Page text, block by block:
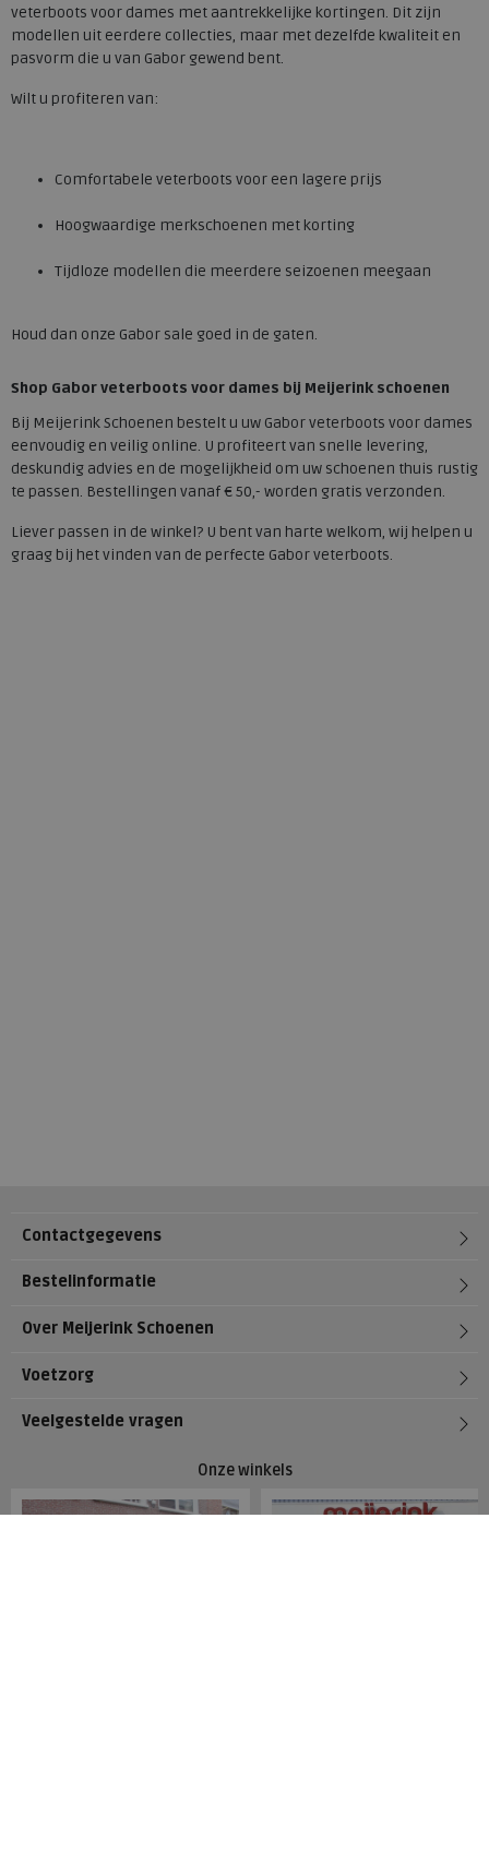
veterboots voor dames met aantrekkelijke kortingen. Dit zijn
modellen uit eerdere collecties, maar met dezelfde kwaliteit en
pasvorm die u van Gabor gewend bent.
Wilt u profiteren van:
Comfortabele veterboots voor een lagere prijs
Hoogwaardige merkschoenen met korting
Tijdloze modellen die meerdere seizoenen meegaan
Houd dan onze Gabor sale goed in de gaten.
Shop Gabor veterboots voor dames bij Meijerink schoenen
Bij Meijerink Schoenen bestelt u uw Gabor veterboots voor dames
eenvoudig en veilig online. U profiteert van snelle levering,
deskundig advies en de mogelijkheid om uw schoenen thuis rustig
te passen. Bestellingen vanaf € 50,- worden gratis verzonden.
Liever passen in de winkel? U bent van harte welkom, wij helpen u
graag bij het vinden van de perfecte Gabor veterboots.
Contactgegevens
Bestelinformatie
Over Meijerink Schoenen
Voetzorg
Veelgestelde vragen
Onze winkels